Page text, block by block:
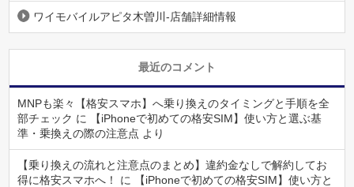
ワイモバイルアピタ木曽川-店舗詳細情報
最近のコメント
MNPも楽々【格安スマホ】へ乗り換えのタイミングと手順を全
部チェック に
【iPhoneで初めての格安SIM】使い方と選ぶ基
準・乗換えの際の注意点 より
【乗り換えの流れと注意点のまとめ】違約金なしで解約してお
得に格安スマホへ！
に
【iPhoneで初めての格安SIM】使い方と